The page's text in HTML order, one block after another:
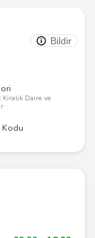
Bildir
Daire ve
Kodu